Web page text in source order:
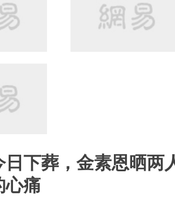
日下葬，金素恩晒两
心痛